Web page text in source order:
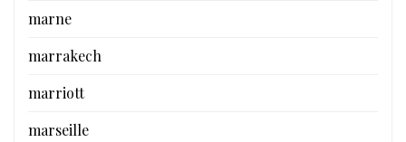
marne
marrakech
marriott
marseille